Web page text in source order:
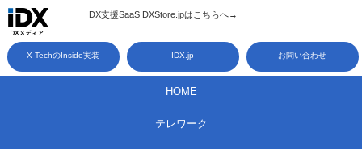
コ
ン
テ
DX支援SaaS DXStore.jpはこちらへ→​
X-TechのInside実装 IDX.jp お問い合わせ
HOME
テレワーク